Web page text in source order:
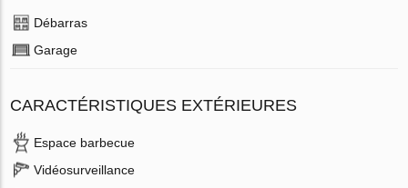
Débarras
Garage
CARACTÉRISTIQUES EXTÉRIEURES
Espace barbecue
Vidéosurveillance